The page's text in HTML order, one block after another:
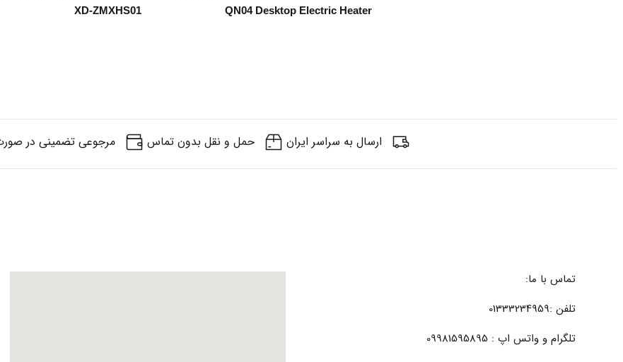
QN04 Desktop Electric Heater
XD-ZMXHS01
ارسال به سراسر ایران حمل و نقل بدون تماس مرجوعی تضمینی در
تماس با ما:
تلفن :01333234959
تلگرام و واتس اپ : 09981595895